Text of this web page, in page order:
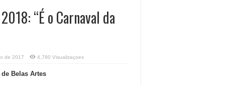
“É o Carnaval da
de 2017 4,780 Visualizaçoes
Belas Artes